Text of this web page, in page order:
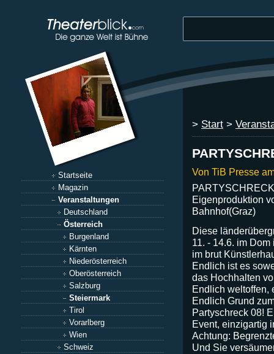
Startseite
Magazin
Veranstaltungen
Deutschland
Österreich
Burgenland
Kärnten
Niederösterreich
Oberösterreich
Salzburg
Steiermark
Tirol
Vorarlberg
Wien
Schweiz
> Start >
Von TiB Presse
Eigenproduktion
Bahnhof(Graz)
Diese
11. - 14.6. im
im brut
Endlich ist es
das Hochhalten
Endlich weltoffen,
Endlich Grund
Partyschreck 08!
Event, einzigartig
Achtung:
Und Sie